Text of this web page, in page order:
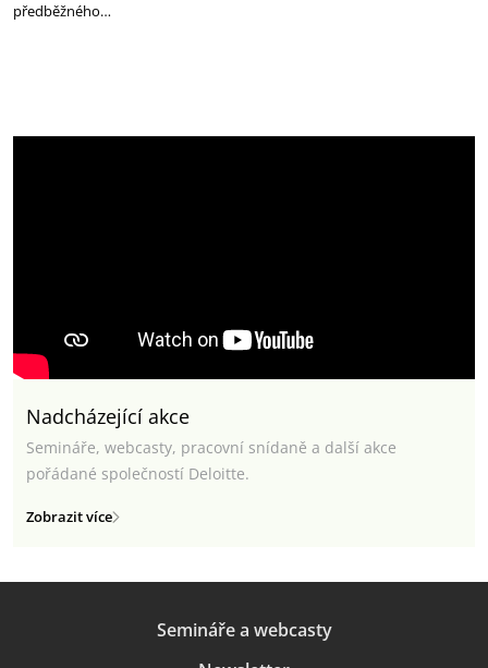
předběžného…
Nadcházející akce
Semináře, webcasty, pracovní snídaně a další akce
pořádané společností Deloitte.
Zobrazit více
Semináře a webcasty